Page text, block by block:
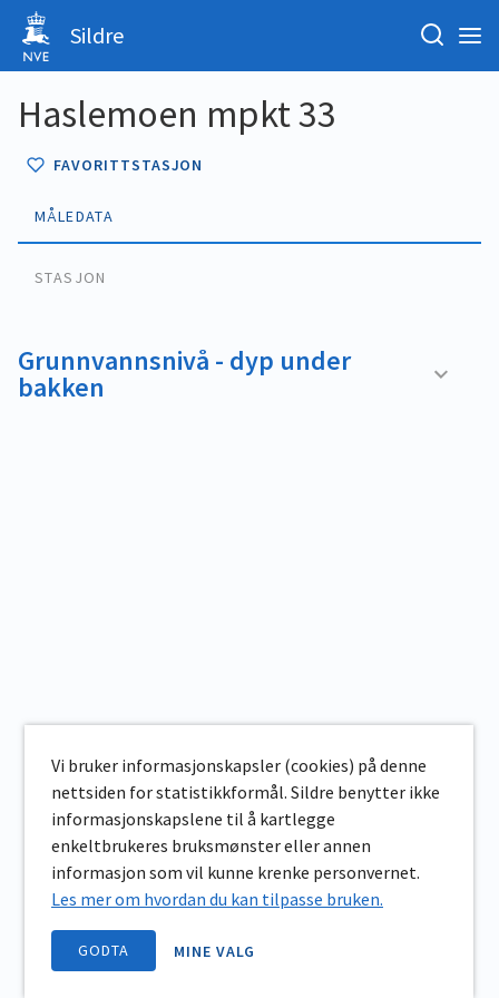
Sildre
Haslemoen mpkt 33
FAVORITTSTASJON
MÅLEDATA
STASJON
Grunnvannsnivå - dyp under
bakken
Vi bruker informasjonskapsler (cookies) på denne
nettsiden for statistikkformål. Sildre benytter ikke
informasjonskapslene til å kartlegge
enkeltbrukeres bruksmønster eller annen
informasjon som vil kunne krenke personvernet.
Les mer om hvordan du kan tilpasse bruken.
GODTA MINE VALG